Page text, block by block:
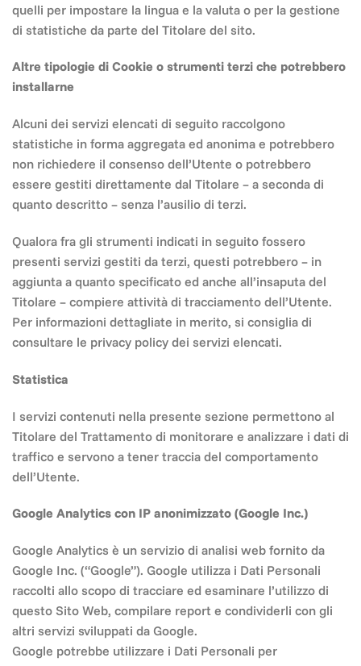
quelli per impostare la lingua e la valuta o per la gestione
di statistiche da parte del Titolare del sito.
Altre tipologie di Cookie o strumenti terzi che potrebbero
installarne
Alcuni dei servizi elencati di seguito raccolgono
statistiche in forma aggregata ed anonima e potrebbero
non richiedere il consenso dell’Utente o potrebbero
essere gestiti direttamente dal Titolare – a seconda di
quanto descritto – senza l’ausilio di terzi.
Qualora fra gli strumenti indicati in seguito fossero
presenti servizi gestiti da terzi, questi potrebbero – in
aggiunta a quanto specificato ed anche all’insaputa del
Titolare – compiere attività di tracciamento dell’Utente.
Per informazioni dettagliate in merito, si consiglia di
consultare le privacy policy dei servizi elencati.
Statistica
I servizi contenuti nella presente sezione permettono al
Titolare del Trattamento di monitorare e analizzare i dati di
traffico e servono a tener traccia del comportamento
dell’Utente.
Google Analytics con IP anonimizzato (Google Inc.)
Google Analytics è un servizio di analisi web fornito da
Google Inc. (“Google”). Google utilizza i Dati Personali
raccolti allo scopo di tracciare ed esaminare l’utilizzo di
questo Sito Web, compilare report e condividerli con gli
altri servizi sviluppati da Google.
Google potrebbe utilizzare i Dati Personali per